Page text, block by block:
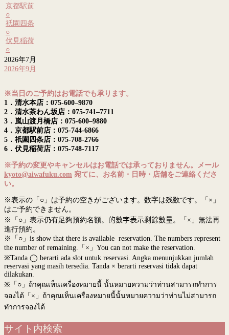
京都駅前
○
祇園四条
○
伏見稲荷
○
2026年7月
2026年9月
※当日のご予約はお電話でも承ります。
1．清水本店：075-600–9870
2．清水茶わん坂店：075-741–7711
3．嵐山渡月橋店：075-600–9880
4．京都駅前店：075-744-6866
5．祇園四条店：075-708-2766
6．伏見稲荷店：075-748-7117
※予約の変更やキャンセルはお電話では承っておりません。メール
kyoto@aiwafuku.com 宛てに、お名前・日時・店舗をご連絡くださ
い。
※表示の「○」は予約の空きがございます。数字は残数です。「×」
はご予約できません。
※「○」表示仍有足夠預約名額。 的數字表示剩餘數量。「×」無法再
進行預約。
※「○」is show that there is available reservation. The numbers represent
the number of remaining.「×」You can not make the reservation.
※Tanda ◯ berarti ada slot untuk reservasi. Angka menunjukkan jumlah
reservasi yang masih tersedia. Tanda × berarti reservasi tidak dapat
dilakukan.
※ 「○」ถ้าคุณเห็นเครื่องหมายนี้ นั้นหมายความว่าท่านสามารถทำการ
จองได้「×」ถ้าคุณเห็นเครื่องหมายนี้นั้นหมายความว่าท่านไม่สามารถ
ทำการจองได้
サイト内検索